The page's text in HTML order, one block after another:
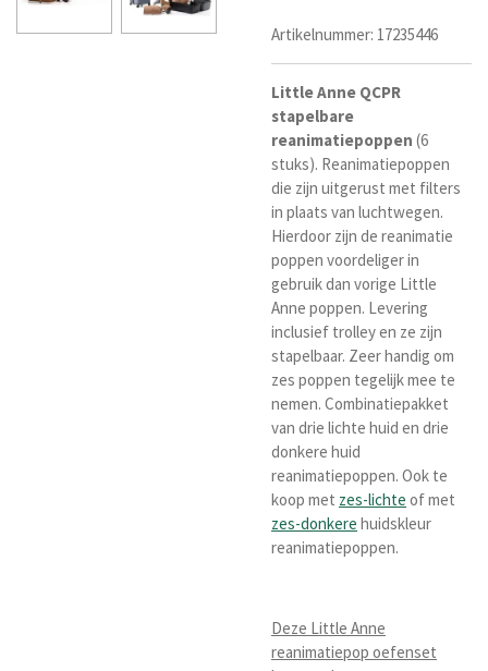
Artikelnummer: 17235446
LittleAnne QCPR
stapelbare
reanimatiepoppen (6
stuks). Reanimatiepoppen
die zijn uitgerust met filters
in plaats van luchtwegen.
Hierdoor zijn de reanimatie
poppen voordeliger in
gebruik dan vorige Little
Anne poppen. Levering
inclusief trolley en ze zijn
stapelbaar. Zeer handig om
zes poppen tegelijk mee te
nemen. Combinatiepakket
van drie lichte huid en drie
donkere huid
reanimatiepoppen. Ook te
koop met zes-lichte of met
zes-donkere huidskleur
reanimatiepoppen.
Deze Little Anne
reanimatiepop oefenset